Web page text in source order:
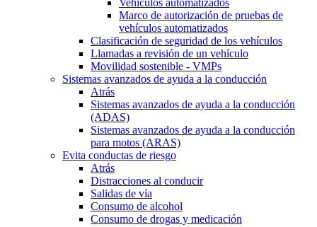
Vehículos automatizados
Marco de autorización de pruebas de
vehículos automatizados
Clasificación de seguridad de los vehículos
Llamadas a revisión de un vehículo
Movilidad sostenible - VMPs
Sistemas avanzados de ayuda a la conducción
Atrás
Sistemas avanzados de ayuda a la conducción
(ADAS)
Sistemas avanzados de ayuda a la conducción
para motos (ARAS)
Evita conductas de riesgo
Atrás
Distracciones al conducir
Salidas de vía
Consumo de alcohol
Consumo de drogas y medicación